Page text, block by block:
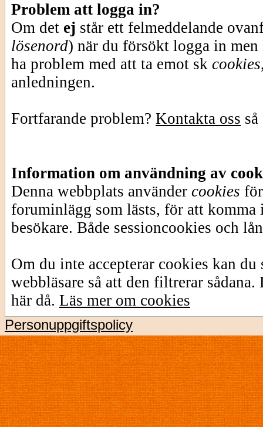
Problem att logga in?
Om det ej står ett felmeddelande
lösenord) när du försökt logga in
ha problem med att ta emot sk cookies
anledningen.
Fortfarande problem? Kontakta oss
Information om användning av
Denna webbplats använder cookies
foruminlägg som lästs, för att
besökare. Både sessioncookies och
Om du inte accepterar cookies kan
webbläsare så att den filtrerar
här då. Läs mer om cookies
Personuppgiftspolicy